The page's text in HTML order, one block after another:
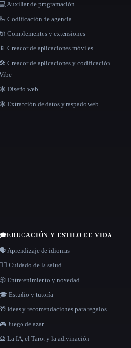
💻 Auxiliar de programación
🦾 Codificación de agencia
🔌 Complementos y extensiones
📱 Creador de aplicaciones móviles
🛠️ Creador de aplicaciones y codificación
Vibe
🕸 Diseño web
🕸️ Extracción de datos y raspado web
🎓EDUCACIÓN Y ESTILO DE VIDA
🗣️ Aprendizaje de idiomas
👩‍⚕️ Cuidado de la salud
🎲 Entretenimiento y novedad
🎓 Estudio y tutoría
🎁 Ideas y recomendaciones para regalos
🎮 Juego de azar
🔮 La IA, el Tarot y la adivinación